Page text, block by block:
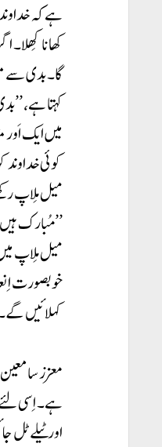
ہے کہ خداوند
کھانا کِھلا۔
میں ایک
میل مِلاپ
میل مِلاپ
خوبصورت
کہلائیں
معزز
ہے۔ اِسی لئے
اور ٹیلے ٹل